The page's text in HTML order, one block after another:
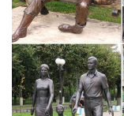
мрамор Цвет:
смСимволика и
Фигурки собаки –
Главная/Символ
из гипса.Садовые